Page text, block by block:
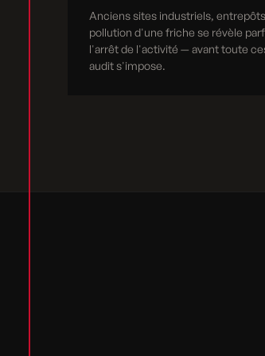
Anciens sites industriels,
pollution d'une friche se révèle
l'arrêt de l'activité — avant toute
audit s'impose.